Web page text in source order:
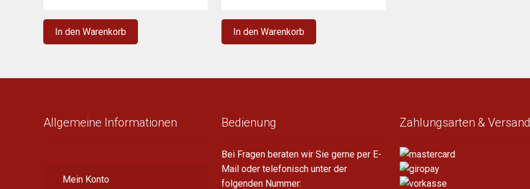
In den Warenkorb In den Warenkorb
Allgemeine Informationen
Mein Konto
Bedienung
Bei Fragen beraten wir Sie gerne per E-
Mail oder telefonisch unter der
folgenden Nummer:
Zahlungsarten & Versand